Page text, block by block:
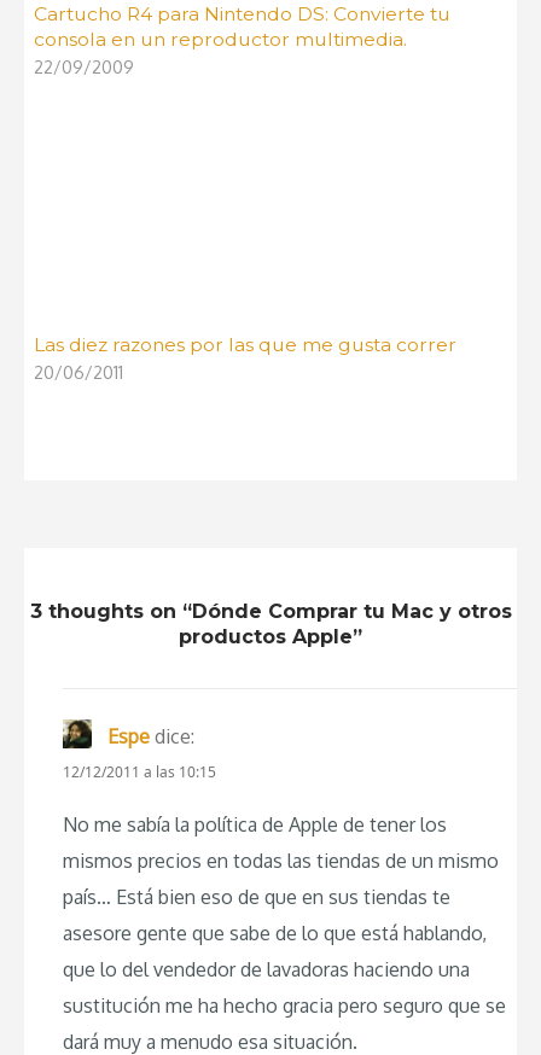
Cartucho R4 para Nintendo DS: Convierte tu
consola en un reproductor multimedia.
22/09/2009
Las diez razones por las que me gusta correr
20/06/2011
3 thoughts on “Dónde Comprar tu Mac y otros
productos Apple”
Espe dice:
12/12/2011 a las 10:15
No me sabía la política de Apple de tener los
mismos precios en todas las tiendas de un mismo
país… Está bien eso de que en sus tiendas te
asesore gente que sabe de lo que está hablando,
que lo del vendedor de lavadoras haciendo una
sustitución me ha hecho gracia pero seguro que se
dará muy a menudo esa situación.